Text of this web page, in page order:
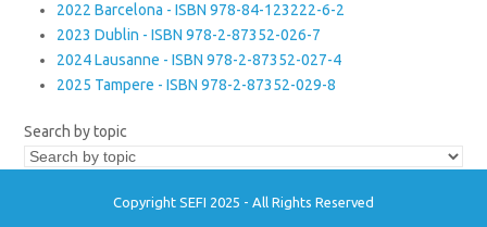
2022 Barcelona - ISBN 978-84-123222-6-2
2023 Dublin - ISBN 978-2-87352-026-7
2024 Lausanne - ISBN 978-2-87352-027-4
2025 Tampere - ISBN 978-2-87352-029-8
Search by topic
Copyright SEFI 2025 - All Rights Reserved